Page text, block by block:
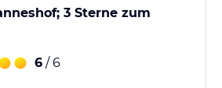
3 Sterne zum
6 / 6